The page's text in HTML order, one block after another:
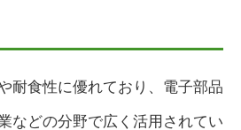
耐食性に優れており、電子部品
などの分野で広く活用されてい